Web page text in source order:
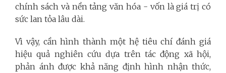
chính sách và nền tảng văn hóa - vốn là giá trị có
sức lan tỏa lâu dài.
Vì vậy, cần hình thành một hệ tiêu chí đánh giá
hiệu quả nghiên cứu dựa trên tác động xã hội,
phản ánh được khả năng định hình nhận thức,